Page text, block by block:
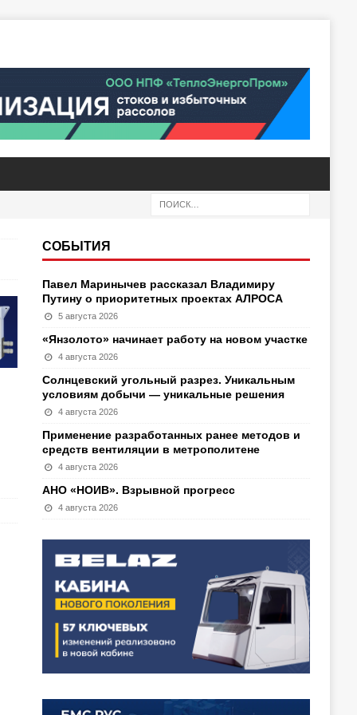
СОБЫТИЯ
Павел Маринычев рассказал Владимиру
Путину о приоритетных проектах АЛРОСА
5 августа 2026
«Янзолото» начинает работу на новом участке
4 августа 2026
Солнцевский угольный разрез. Уникальным
условиям добычи — уникальные решения
4 августа 2026
Применение разработанных ранее методов и
средств вентиляции в метрополитене
4 августа 2026
АНО «НОИВ». Взрывной прогресс
4 августа 2026